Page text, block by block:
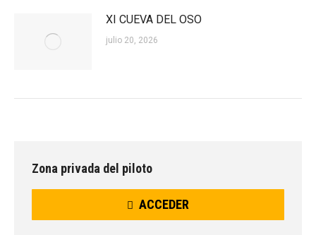
XI CUEVA DEL OSO
julio 20, 2026
Zona privada del piloto
ACCEDER